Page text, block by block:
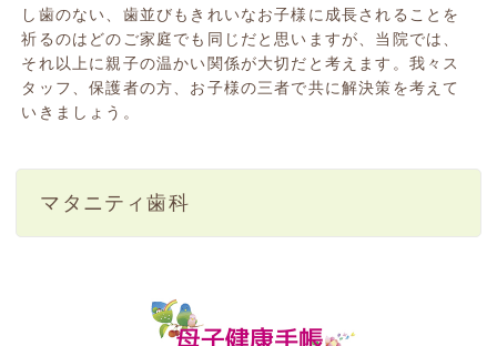
し歯のない、歯並びもきれいなお子様に成長されることを
祈るのはどのご家庭でも同じだと思いますが、当院では、
それ以上に親子の温かい関係が大切だと考えます。我々ス
タッフ、保護者の方、お子様の三者で共に解決策を考えて
いきましょう。
マタニティ歯科